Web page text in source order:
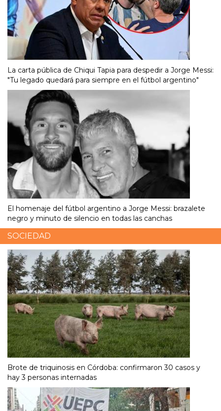
La carta pública de Chiqui Tapia para despedir a Jorge Messi:
"Tu legado quedará para siempre en el fútbol argentino"
El homenaje del fútbol argentino a Jorge Messi: brazalete
negro y minuto de silencio en todas las canchas
SOCIEDAD
Brote de triquinosis en Córdoba: confirmaron 30 casos y
hay 3 personas internadas